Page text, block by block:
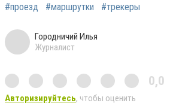
#проезд #маршрутки #трекеры
Городничий Илья
Журналист
0,0
Авторизируйтесь, чтобы оценить